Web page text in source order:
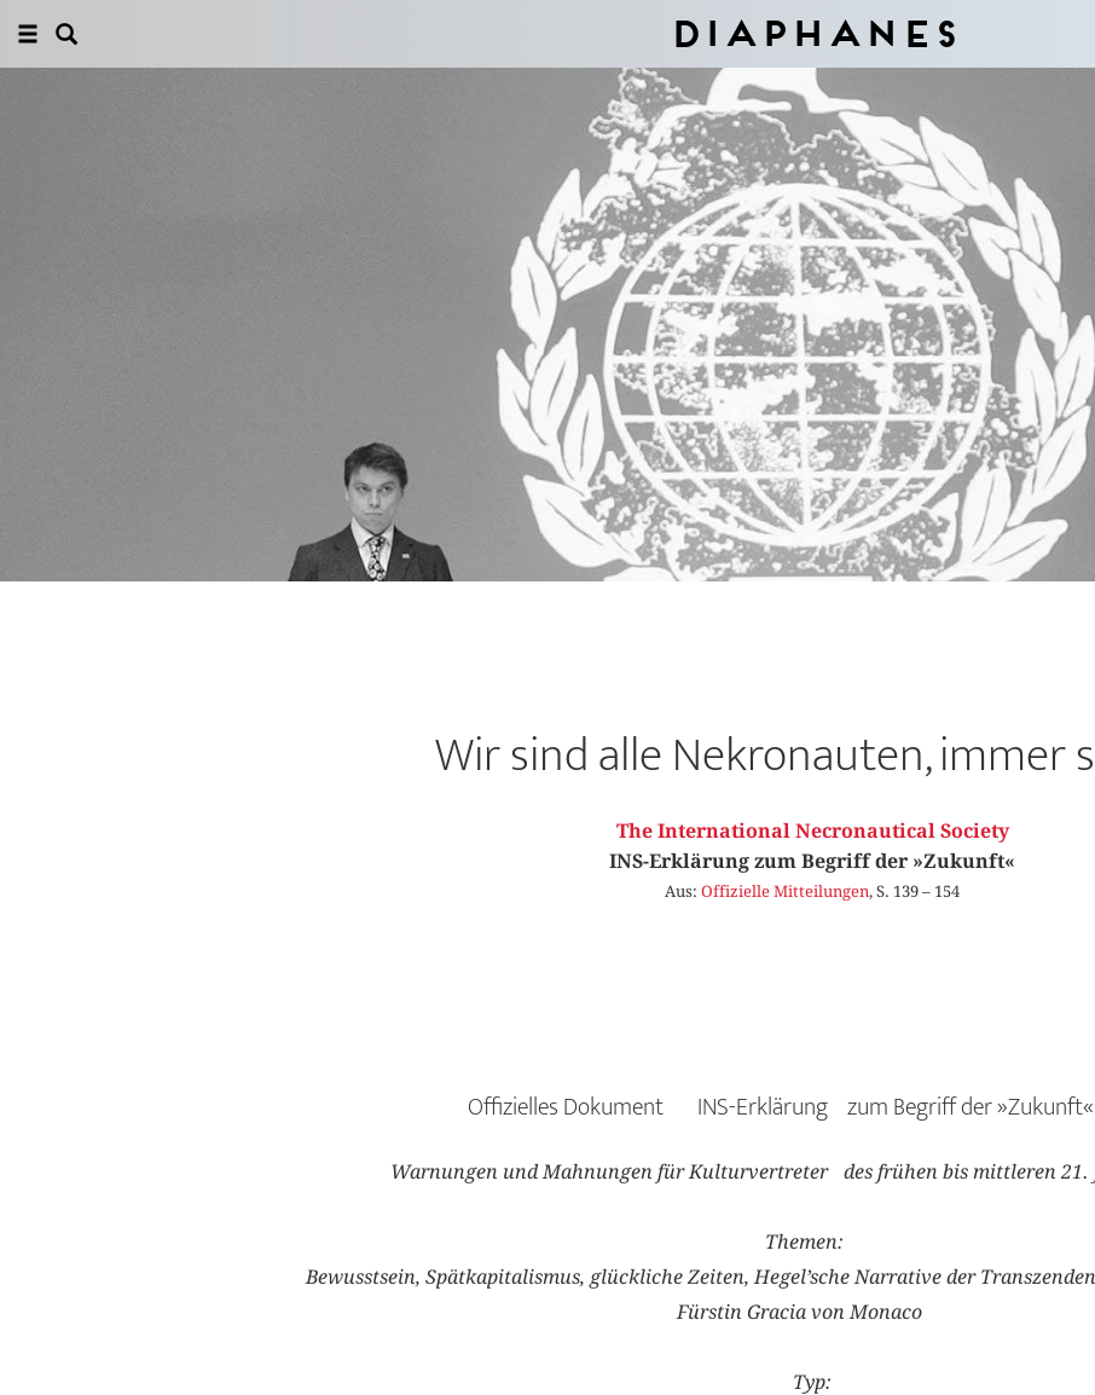
Diaphanes
Wir sind alle Nekronauten, immer
The International Necronautical Society
INS-Erklärung zum Begriff der »Zukunft«
Aus: Offizielle Mitteilungen, S. 139 – 154
Offizielles Dokument INS-Erklärung zum Begriff der
Warnungen und Mahnungen für Kulturvertreter des frühen bis mittleren 21.
Themen:
Bewusstsein, Spätkapitalismus, glückliche Zeiten, Hegel’sche Narrative der
Fürstin Gracia von Monaco
Typ: